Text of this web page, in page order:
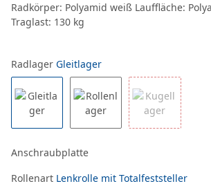
Radkörper: Polyamid weiß Lauffläche:
Traglast: 130 kg
Radlager Gleitlager
Anschraubplatte
Rollenart Lenkrolle mit Totalfeststeller